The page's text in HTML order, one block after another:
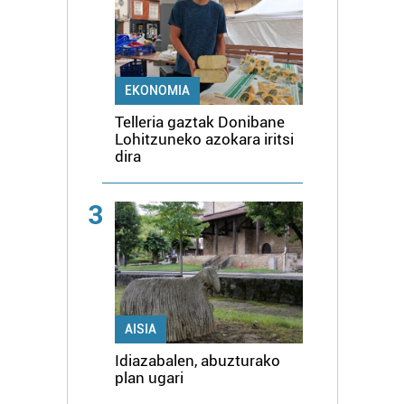
EKONOMIA
Telleria gaztak Donibane
Lohitzuneko azokara iritsi
dira
3
AISIA
Idiazabalen, abuzturako
plan ugari